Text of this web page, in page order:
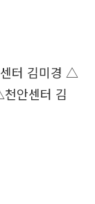
터 김미경 △
안센터 김